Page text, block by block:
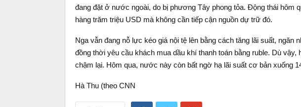
đang đặt ở nước ngoài, do bị phương Tây phong tỏa. Động thái hôm
hàng trăm triệu USD mà không cần tiếp cận nguồn dự trữ đó.
Nga vẫn đang nỗ lực kéo giá nội tệ lên bằng cách tăng lãi suất, ngăn
đồng thời yêu cầu khách mua dầu khí thanh toán bằng ruble. Dù vậy,
chậm lại. Hôm qua, nước này còn bất ngờ hạ lãi suất cơ bản xuống
Hà Thu (theo CNN